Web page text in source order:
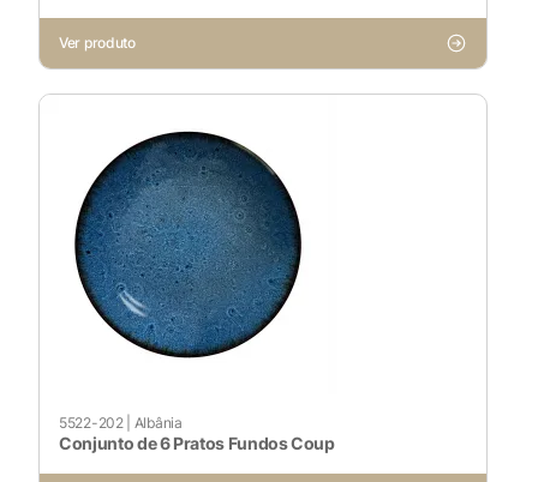
Ver produto
5522-202| Albânia
Conjunto de 6 Pratos Fundos Coup